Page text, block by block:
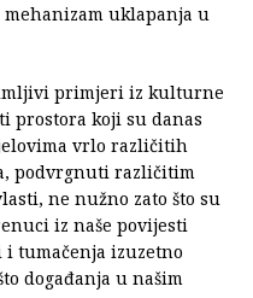
uklapanja u
primjeri iz kulturne
prostora koji su danas
vrlo različitih
podvrgnuti različitim
ne nužno zato što su
iz naše povijesti
i tumačenja izuzetno
događanja u našim